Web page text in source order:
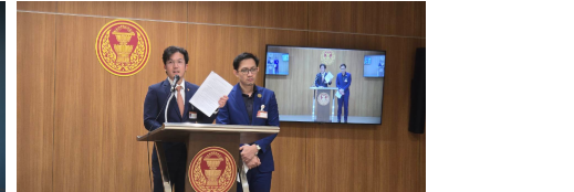
หาดสอ ชุมชนบ่อ 2 (เตาถ่าน) ต.สัตหีบ